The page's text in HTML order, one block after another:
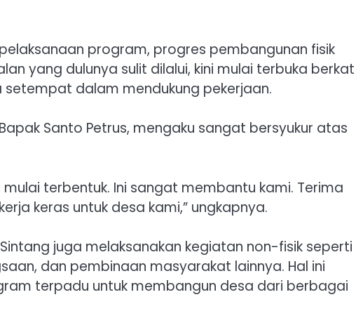
program, progres pembangunan fisik
yang dulunya sulit dilalui, kini mulai terbuka berkat
dalam mendukung pekerjaan.
Santo Petrus, mengaku sangat bersyukur atas
terbentuk. Ini sangat membantu kami. Terima
keras untuk desa kami,” ungkapnya.
juga melaksanakan kegiatan non-fisik seperti
dan pembinaan masyarakat lainnya. Hal ini
terpadu untuk membangun desa dari berbagai